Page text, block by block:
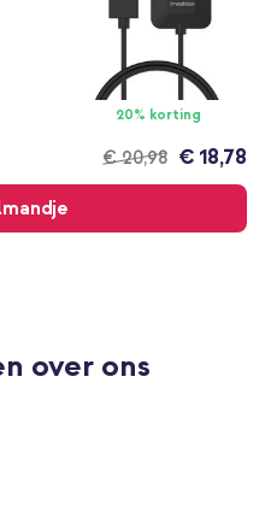
20% korting
€ 20,98 € 18,78
over ons